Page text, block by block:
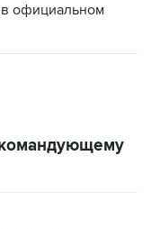
в официальном